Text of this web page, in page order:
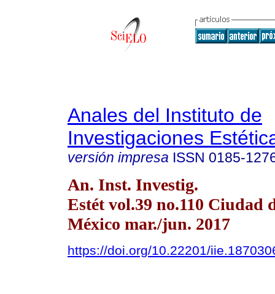
Anales del Instituto de
Investigaciones
versión impresa ISSN 0185-
An. Inst. Investig.
Estét vol.39 no.110 Ciudad
México mar./jun. 2017
https://doi.org/10.22201/